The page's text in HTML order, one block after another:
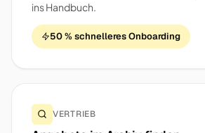
ins Handbuch.
50 % schnelleres Onboarding
VERTRIEB